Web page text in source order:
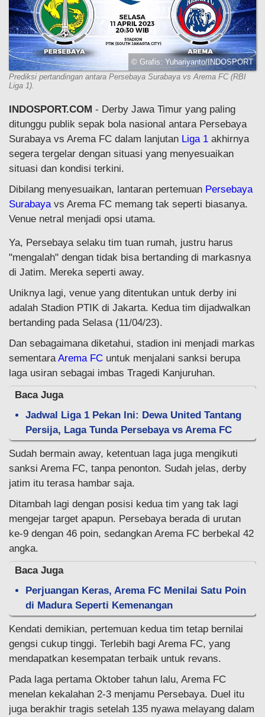
© Grafis: Yuhariyanto/INDOSPORT
Prediksi pertandingan antara Persebaya Surabaya vs Arema FC (RBI
Liga 1).
INDOSPORT.COM - Derby Jawa Timur yang paling
ditunggu publik sepak bola nasional antara Persebaya
Surabaya vs Arema FC dalam lanjutan Liga 1 akhirnya
segera tergelar dengan situasi yang menyesuaikan
situasi dan kondisi terkini.
Dibilang menyesuaikan, lantaran pertemuan Persebaya
Surabaya vs Arema FC memang tak seperti biasanya.
Venue netral menjadi opsi utama.
Ya, Persebaya selaku tim tuan rumah, justru harus
"mengalah" dengan tidak bisa bertanding di markasnya
di Jatim. Mereka seperti away.
Uniknya lagi, venue yang ditentukan untuk derby ini
adalah Stadion PTIK di Jakarta. Kedua tim dijadwalkan
bertanding pada Selasa (11/04/23).
Dan sebagaimana diketahui, stadion ini menjadi markas
sementara Arema FC untuk menjalani sanksi berupa
laga usiran sebagai imbas Tragedi Kanjuruhan.
Baca Juga
Jadwal Liga 1 Pekan Ini: Dewa United Tantang
Persija, Laga Tunda Persebaya vs Arema FC
Sudah bermain away, ketentuan laga juga mengikuti
sanksi Arema FC, tanpa penonton. Sudah jelas, derby
jatim itu terasa hambar saja.
Ditambah lagi dengan posisi kedua tim yang tak lagi
mengejar target apapun. Persebaya berada di urutan
ke-9 dengan 46 poin, sedangkan Arema FC berbekal 42
angka.
Baca Juga
Perjuangan Keras, Arema FC Menilai Satu Poin
di Madura Seperti Kemenangan
Kendati demikian, pertemuan kedua tim tetap bernilai
gengsi cukup tinggi. Terlebih bagi Arema FC, yang
mendapatkan kesempatan terbaik untuk revans.
Pada laga pertama Oktober tahun lalu, Arema FC
menelan kekalahan 2-3 menjamu Persebaya. Duel itu
juga berakhir tragis setelah 135 nyawa melayang dalam